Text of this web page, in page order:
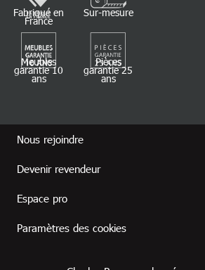
Fabriqué en
France
Sur-mesure
Meubles
garantie 10
ans
Pièces
garantie 25
ans
Nous rejoindre
Devenir revendeur
Espace pro
Paramètres des cookies